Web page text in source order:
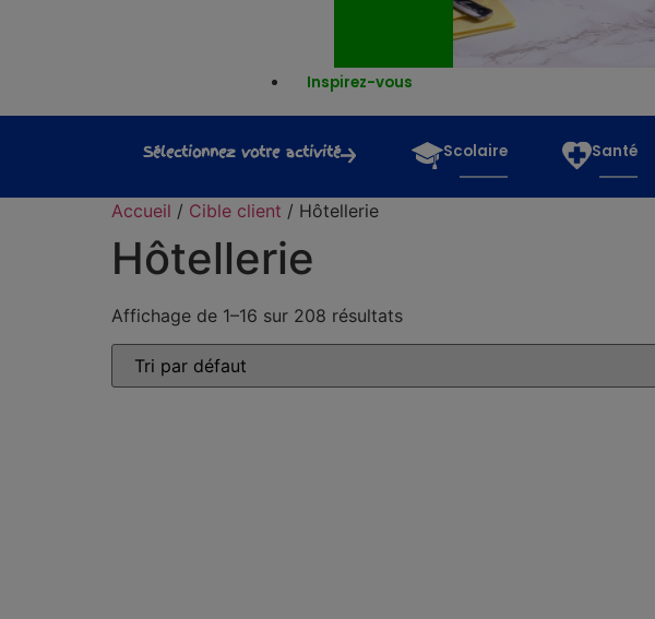
Inspirez-vous
Sélectionnez votre activité Scolaire Santé
Accueil / Cible client / Hôtellerie
Hôtellerie
Affichage de 1–16 sur 208 résultats